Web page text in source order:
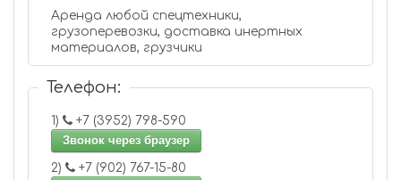
Аренда любой спецтехники,
грузоперевозки, доставка инертных
материалов, грузчики
Телефон:
1)
+7 (3952) 798-590
Звонок через браузер
2)
+7 (902) 767-15-80